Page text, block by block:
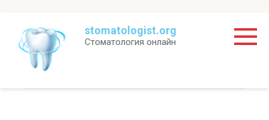
контенту
stomatologist.org
Стоматология онлайн